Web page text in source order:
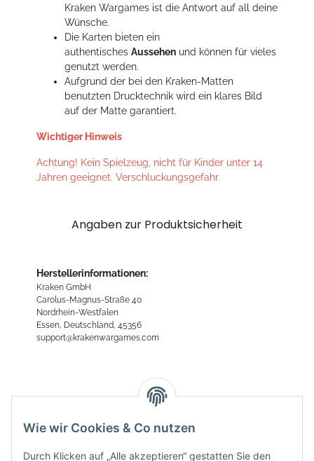
Kraken Wargames ist die Antwort auf all deine
Wünsche.
Die Karten bieten ein
authentisches Aussehen und können für vieles
genutzt werden.
Aufgrund der bei den Kraken-Matten
benutzten Drucktechnik wird ein klares Bild
auf der Matte garantiert.
Wichtiger Hinweis
Achtung! Kein Spielzeug, nicht für Kinder unter 14
Jahren geeignet. Verschluckungsgefahr.
Angaben zur Produktsicherheit
Herstellerinformationen:
Kraken GmbH
Carolus-Magnus-Straße 40
Nordrhein-Westfalen
Essen, Deutschland, 45356
support@krakenwargames.com
Wie wir Cookies & Co nutzen
Durch Klicken auf „Alle akzeptieren“ gestatten Sie den